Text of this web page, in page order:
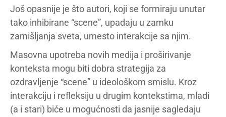
Još opasnije je što autori, koji se formiraju unutar
tako inhibirane “scene”, upadaju u zamku
zamišljanja sveta, umesto interakcije sa njim.
Masovna upotreba novih medija i proširivanje
konteksta mogu biti dobra strategija za
ozdravljenje “scene” u ideološkom smislu. Kroz
interakciju i refleksiju u drugim kontekstima, mladi
(a i stari) biće u mogućnosti da jasnije sagledaju